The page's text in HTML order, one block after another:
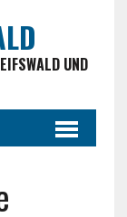
UND